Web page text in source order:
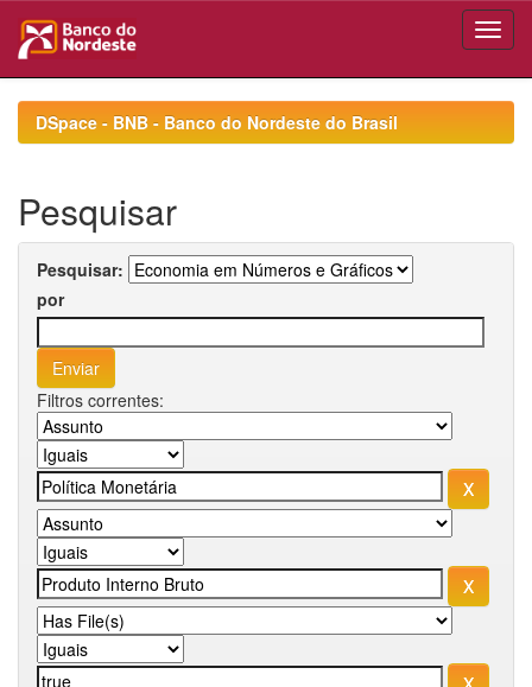
navigationDSpace - BNB - Banco do Nordeste do Brasil
Pesquisar
Pesquisar:
por
Filtros correntes: